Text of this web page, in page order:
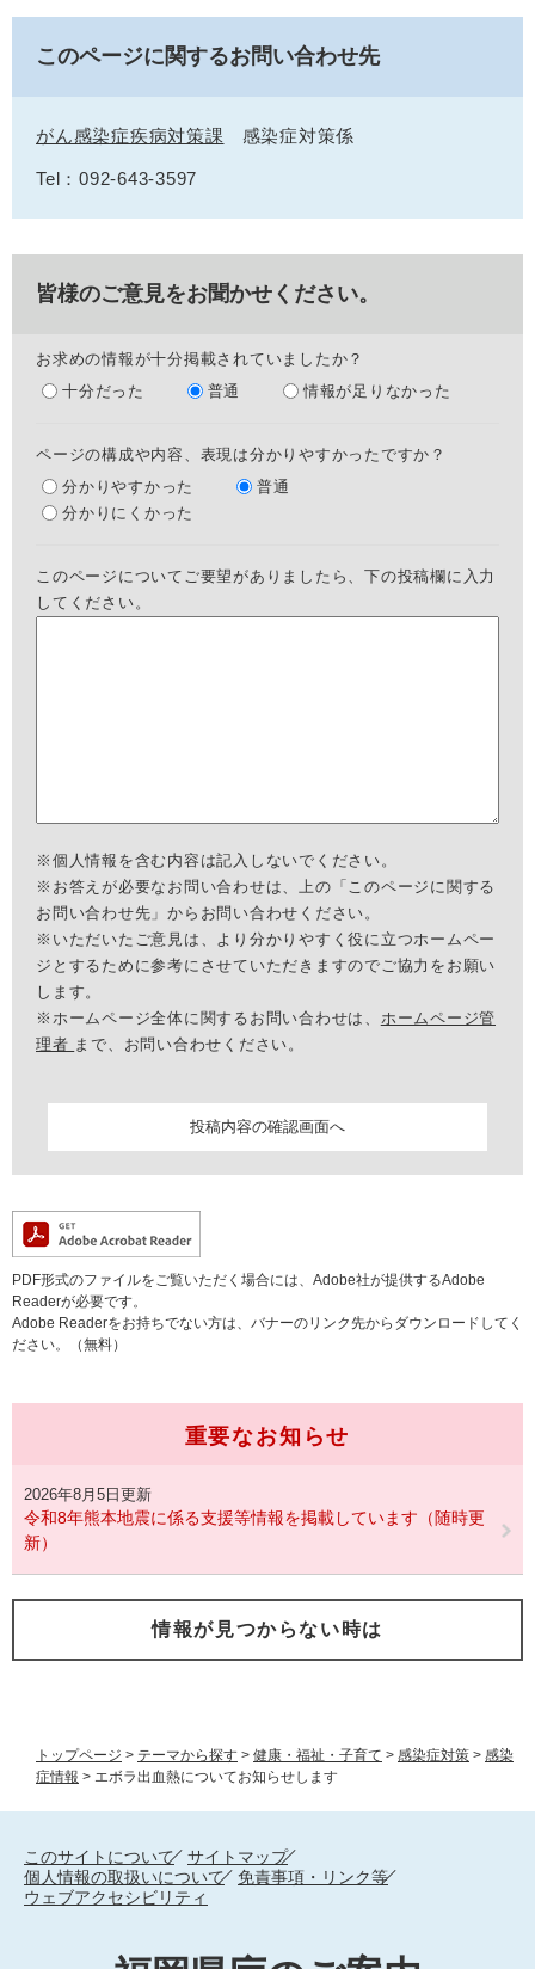
トップページ > テーマから探す > 健康・福祉・子育て > 感染症対策 > 感染
症情報 > エボラ出血熱についてお知らせします
このページに関するお問い合わせ先
がん感染症疾病対策課 感染症対策係
Tel：092-643-3597
皆様のご意見をお聞かせください。
お求めの情報が十分掲載されていましたか？
十分だった
普通 情報が足りなかった
ページの構成や内容、表現は分かりやすかったですか？
分かりやすかった
普通
分かりにくかった
このページについてご要望がありましたら、下の投稿欄に入力
してください。
※個人情報を含む内容は記入しないでください。
※お答えが必要なお問い合わせは、上の「このページに関する
お問い合わせ先」からお問い合わせください。
※いただいたご意見は、より分かりやすく役に立つホームペー
ジとするために参考にさせていただきますのでご協力をお願い
します。
※ホームページ全体に関するお問い合わせは、 ホームページ管
理者 まで、お問い合わせください。
PDF形式のファイルをご覧いただく場合には、Adobe社が提供するAdobe
Readerが必要です。
Adobe Readerをお持ちでない方は、バナーのリンク先からダウンロードしてく
ださい。（無料）
重要なお知らせ
2026年8月5日更新
令和8年熊本地震に係る支援等情報を掲載しています（随時更
新）
情報が見つからない時は
このサイトについて
サイトマップ
個人情報の取扱いについて
免責事項・リンク等
ウェブアクセシビリティ